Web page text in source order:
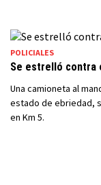
POLICIALES
Se estrelló contra
Una camioneta al
estado de ebriedad,
en Km 5.